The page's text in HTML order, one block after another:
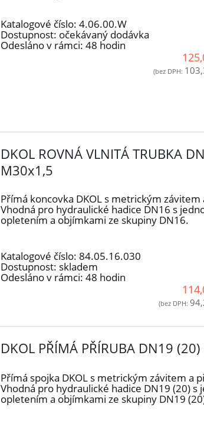
Katalogové číslo: 4.06.00.W
Dostupnost: očekávaný dodávka
Odesláno v rámci: 48 hodin
(bez DPH:
DKOL ROVNÁ VLNITÁ TRUBKA
M30x1,5
Přímá koncovka DKOL s metrickým
Vhodná pro hydraulické hadice DN16 s
opletením a objímkami ze skupiny DN16.
Katalogové číslo: 84.05.16.030
Dostupnost: skladem
Odesláno v rámci: 48 hodin
(bez DPH:
DKOL PŘÍMÁ PŘÍRUBA DN19
Přímá spojka DKOL s metrickým závitem a
Vhodná pro hydraulické hadice DN19 (20)
opletením a objímkami ze skupiny DN19